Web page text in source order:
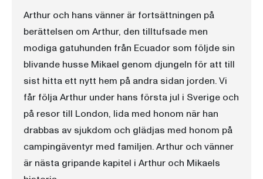
Arthur och hans vänner är fortsättningen på
berättelsen om Arthur, den tilltufsade men
modiga gatuhunden från Ecuador som följde sin
blivande husse Mikael genom djungeln för att till
sist hitta ett nytt hem på andra sidan jorden. Vi
får följa Arthur under hans första jul i Sverige och
på resor till London, lida med honom när han
drabbas av sjukdom och glädjas med honom på
campingäventyr med familjen. Arthur och vänner
är nästa gripande kapitel i Arthur och Mikaels